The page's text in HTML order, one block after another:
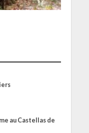
au Castellas de